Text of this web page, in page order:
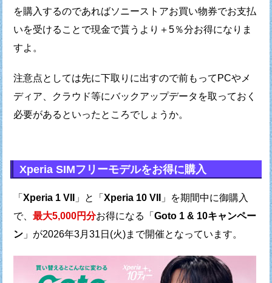
を購入するのであればソニーストアお買い物券でお支払
いを受けることで現金で貰うより＋5％分お得になりま
すよ。
注意点としては先に下取りに出すので前もってPCやメ
ディア、クラウド等にバックアップデータを取っておく
必要があるといったところでしょうか。
Xperia SIMフリーモデルをお得に購入
「 Xperia 1 VII 」と「 Xperia 10 VII
」を期間中に御購入
で、 最大5,000円分お得になる「 Goto 1 & 10キャンペー
ン」が2026年3月31日(火)まで開催となっています。